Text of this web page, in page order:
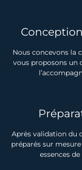
Nous concevons la
vous proposons un
Après validation du
préparés sur
essences